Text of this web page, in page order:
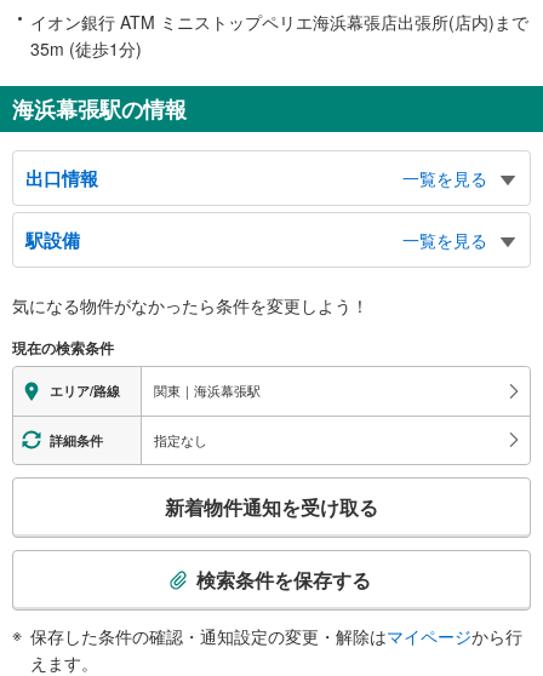
イオン銀行 ATM ミニストップペリエ海浜幕張店出張所(店内)まで
35m (徒歩1分)
海浜幕張駅の情報
出口情報
一覧を見る
北口
イオンモール幕張新都心、自動車運転免許センター方面、イオンモールバスの
りば方面
南口
面、タクシーのりば
駅設備
一覧を見る
※段差なしでの移動経路
地上⇔改札⇔ホーム：○
エレベータ
・各ホーム⇔改札
・改札⇔南口
エスカレータ
《多機能トイレ》
・点字運賃表
気になる物件がなかったら条件を変更しよう！
現在の検索条件
エリア/路線 関東｜海浜幕張駅
詳細条件 指定なし
検
新着物件通知を受け取る
検索条件を保存する
保存した条件の確認・通知設定の変更・解除はマイページから行
えます。